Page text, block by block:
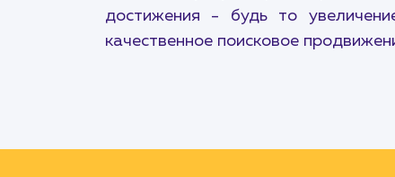
достижения - будь то
качественное поисковое